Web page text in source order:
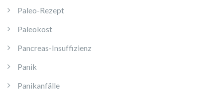
Paleo-Rezept
Paleokost
Pancreas-Insuffizienz
Panik
Panikanfälle